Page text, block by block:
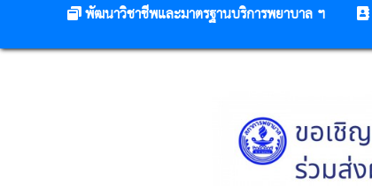
พัฒนาวิชาชีพและมาตรฐานบริการพยาบาล ฯ